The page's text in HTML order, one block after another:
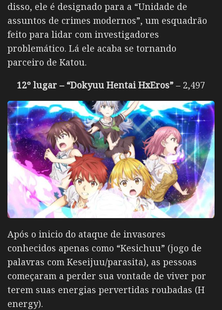
disso, ele é designado para a “Unidade de
assuntos de crimes modernos”, um esquadrão
feito para lidar com investigadores
problemático. Lá ele acaba se tornando
parceiro de Katou.
12º lugar – “Dokyuu Hentai HxEros” – 2,497
Após o inicio do ataque de invasores
conhecidos apenas como “Kesichuu” (jogo de
palavras com Keseijuu/parasita), as pessoas
começaram a perder sua vontade de viver por
terem suas energias pervertidas roubadas (H
energy).